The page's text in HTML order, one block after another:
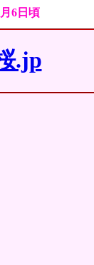
6日頃
.jp